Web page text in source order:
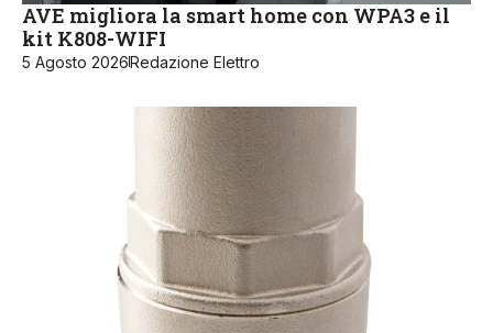
AVE migliora la smart home con WPA3 e il
kit K808-WIFI
5 Agosto 2026Redazione Elettro